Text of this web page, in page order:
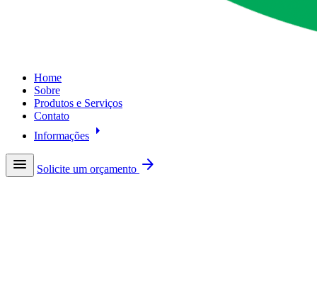
Home
Sobre
Produtos e Serviços
Contato
Informações arrow_right
menu
Solicite um orçamento arrow_forward